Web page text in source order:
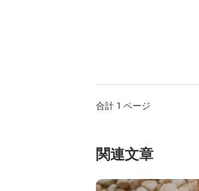
合計 1 ページ
関連文章